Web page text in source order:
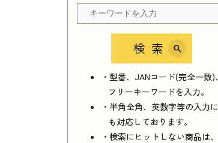
検索
・型番、JANコード(完全一致)、
フリーキーワードを入力。
・半角全角、英数字等の入力に
も対応しております。
・検索にヒットしない商品は、